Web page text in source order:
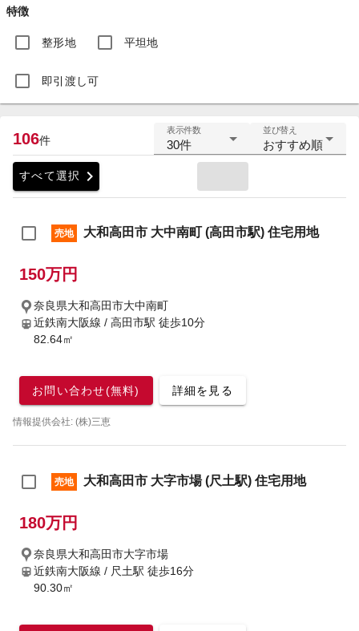
特徴
整形地 平坦地
即引渡し可
106件
表示件数
30件
並び替え
おすすめ順
すべて選択 chevron_right
売地 大和高田市 大中南町 (高田市駅) 住宅用地
150万円
奈良県大和高田市大中南町
近鉄南大阪線 / 高田市駅 徒歩10分
82.64㎡
お問い合わせ(無料) 詳細を見る
情報提供会社: (株)三恵
売地 大和高田市 大字市場 (尺土駅) 住宅用地
180万円
奈良県大和高田市大字市場
近鉄南大阪線 / 尺土駅 徒歩16分
90.30㎡